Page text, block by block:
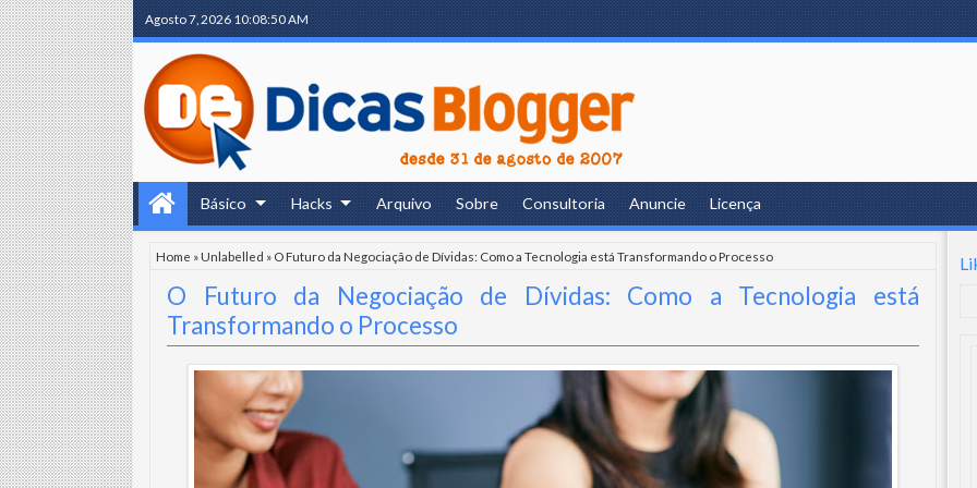
Agosto 7, 2026 10:08:52 AM
Básico Hacks Arquivo Sobre Consultoria Anuncie Licença
Home »Unlabelled » O Futuro da Negociação de Dívidas: Como a Tecnologia está Transformando o Processo
O Futuro da Negociação de Dívidas: Como a Tecnologia está
Transformando o Processo